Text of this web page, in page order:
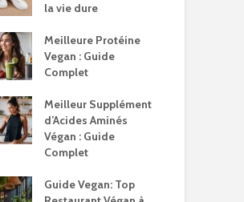
la vie dure
Meilleure Protéine
Vegan : Guide
Complet
Meilleur Supplément
d’Acides Aminés
Végan : Guide
Complet
Guide Vegan: Top